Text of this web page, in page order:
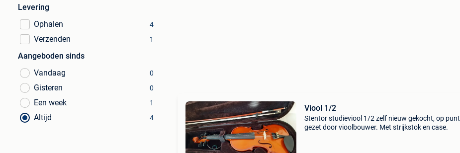
Levering
Ophalen
4
Verzenden 1
Aangeboden sinds
Vandaag
0
Gisteren 0
Een week 1
Altijd 4
Viool 1/2
Stentor studieviool 1/2 zelf nieuw gekocht, op punt
gezet door vioolbouwer. Met strijkstok en case.